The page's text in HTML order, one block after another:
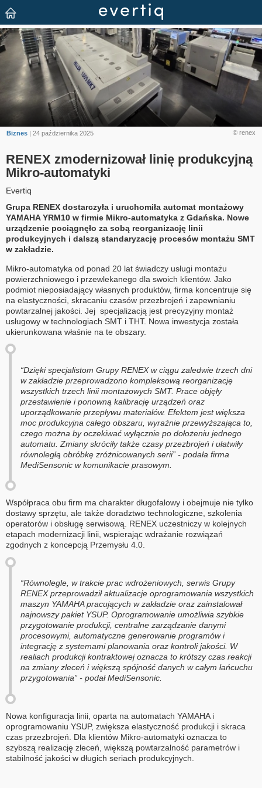
© renex
Biznes | 24 października 2025
RENEX zmodernizował linię produkcyjną
Mikro-automatyki
Evertiq
Grupa RENEX dostarczyła i uruchomiła automat montażowy
YAMAHA YRM10 w firmie Mikro-automatyka z Gdańska. Nowe
urządzenie pociągnęło za sobą reorganizację linii
produkcyjnych i dalszą standaryzację procesów montażu SMT
w zakładzie.
Mikro-automatyka od ponad 20 lat świadczy usługi montażu
powierzchniowego i przewlekanego dla swoich klientów. Jako
podmiot nieposiadający własnych produktów, firma koncentruje się
na elastyczności, skracaniu czasów przezbrojeń i zapewnianiu
powtarzalnej jakości. Jej specjalizacją jest precyzyjny montaż
usługowy w technologiach SMT i THT. Nowa inwestycja została
ukierunkowana właśnie na te obszary.
“Dzięki specjalistom Grupy RENEX w ciągu zaledwie trzech dni
w zakładzie przeprowadzono kompleksową reorganizację
wszystkich trzech linii montażowych SMT. Prace objęły
przestawienie i ponowną kalibrację urządzeń oraz
uporządkowanie przepływu materiałów. Efektem jest większa
moc produkcyjna całego obszaru, wyraźnie przewyższająca to,
czego można by oczekiwać wyłącznie po dołożeniu jednego
automatu. Zmiany skróciły także czasy przezbrojeń i ułatwiły
równoległą obróbkę zróżnicowanych serii” - podała firma
MediSensonic w komunikacie prasowym.
Współpraca obu firm ma charakter długofalowy i obejmuje nie tylko
dostawy sprzętu, ale także doradztwo technologiczne, szkolenia
operatorów i obsługę serwisową. RENEX uczestniczy w kolejnych
etapach modernizacji linii, wspierając wdrażanie rozwiązań
zgodnych z koncepcją Przemysłu 4.0.
“Równolegle, w trakcie prac wdrożeniowych, serwis Grupy
RENEX przeprowadził aktualizacje oprogramowania wszystkich
maszyn YAMAHA pracujących w zakładzie oraz zainstalował
najnowszy pakiet YSUP. Oprogramowanie umożliwia szybkie
przygotowanie produkcji, centralne zarządzanie danymi
procesowymi, automatyczne generowanie programów i
integrację z systemami planowania oraz kontroli jakości. W
realiach produkcji kontraktowej oznacza to krótszy czas reakcji
na zmiany zleceń i większą spójność danych w całym łańcuchu
przygotowania” - podał MediSensonic.
Nowa konfiguracja linii, oparta na automatach YAMAHA i
oprogramowaniu YSUP, zwiększa elastyczność produkcji i skraca
czas przezbrojeń. Dla klientów Mikro-automatyki oznacza to
szybszą realizację zleceń, większą powtarzalność parametrów i
stabilność jakości w długich seriach produkcyjnych.